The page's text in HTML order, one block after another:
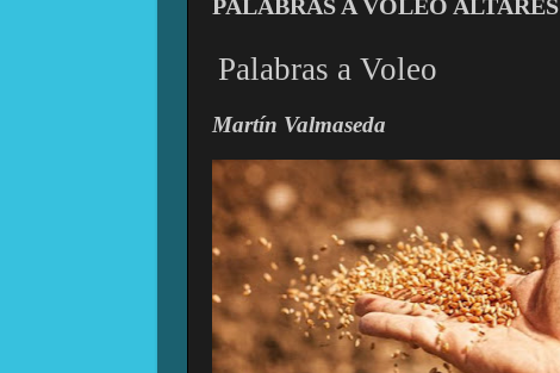
PALABRAS A VOLEO ALTARES
Palabras a Voleo
Martín Valmaseda